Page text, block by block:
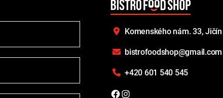
Komenského nám. 33,Jičín
bistrofoodshop@gmail.com
+420 601 540 545
Facebook
Instagram